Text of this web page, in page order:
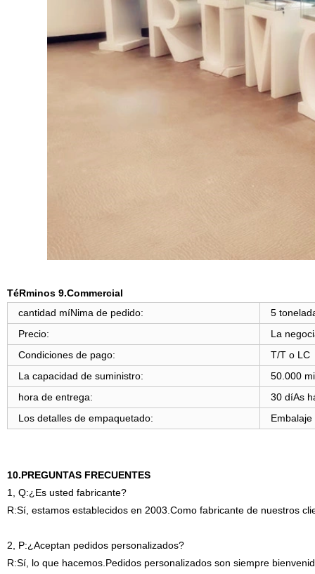
TéRminos 9.Commercial
cantidad míNima de pedido:
5
Precio:
La
Condiciones de pago:
T/T o LC
La capacidad de suministro:
50.000
hora de entrega:
30 díAs
Los detalles de empaquetado:
10.PREGUNTAS FRECUENTES
1, Q:¿Es usted fabricante?
R:Sí, estamos establecidos en 2003.Como fabricante de nuestros
2, P:¿Aceptan pedidos personalizados?
R:Sí, lo que hacemos.Pedidos personalizados son siempre